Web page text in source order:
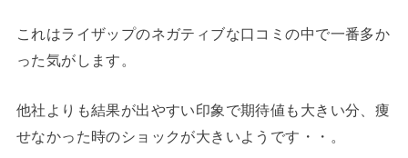
これはライザップのネガティブな口コミの中で一番多か
った気がします。
他社よりも結果が出やすい印象で期待値も大きい分、痩
せなかった時のショックが大きいようです・・。